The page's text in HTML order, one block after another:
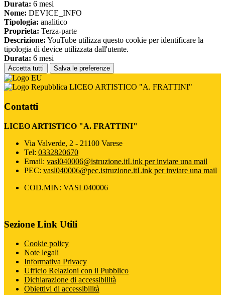
Durata: 6 mesi
Nome: DEVICE_INFO
Tipologia: analitico
Proprieta: Terza-parte
Descrizione: YouTube utilizza questo cookie per identificare la
tipologia di device utilizzata dall'utente.
Durata: 6 mesi
Accetta tutti Salva le preferenze
LICEO ARTISTICO "A. FRATTINI"
Contatti
LICEO ARTISTICO "A. FRATTINI"
Via Valverde, 2 - 21100 Varese
Tel: 0332820670
Email: vasl040006@istruzione.itLink per inviare una mail
PEC: vasl040006@pec.istruzione.itLink per inviare una mail
COD.MIN: VASL040006
Sezione Link Utili
Cookie policy
Note legali
Informativa Privacy
Ufficio Relazioni con il Pubblico
Dichiarazione di accessibilità
Obiettivi di accessibilità